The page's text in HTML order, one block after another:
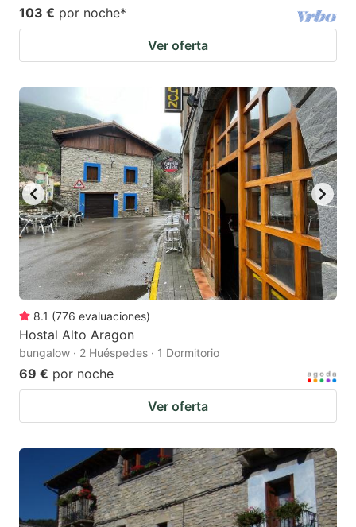
103 € por noche*
Ver oferta
8.1 (776 evaluaciones)
Hostal Alto Aragon
bungalow · 2 Huéspedes · 1 Dormitorio
69 € por noche
Ver oferta